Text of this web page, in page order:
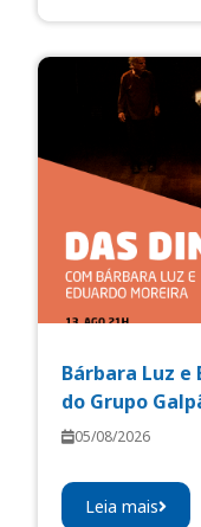
Bárbara Luz
do Grupo
05/08/2026
Leia mais